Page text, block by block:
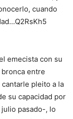
cuando
emecista con su
entre
pleito a la
su capacidad por
julio pasado-, lo